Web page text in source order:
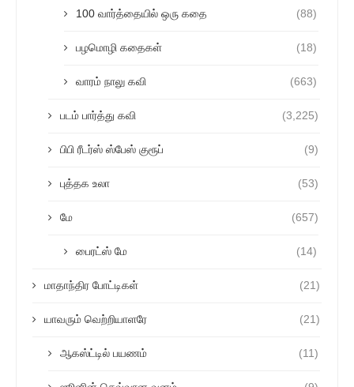
100 வார்த்தையில் ஒரு கதை (88)
பழமொழி கதைகள் (18)
வாரம் நாலு கவி (663)
படம் பார்த்து கவி (3,225)
பிபி ரீடர்ஸ் ஸ்பேஸ் குரூப் (9)
புத்தக உலா (53)
மே (657)
பைரட்ஸ் மே (14)
மாதாந்திர போட்டிகள் (21)
யாவரும் வெற்றியாளரே (21)
ஆகஸ்ட்டில் பயணம் (11)